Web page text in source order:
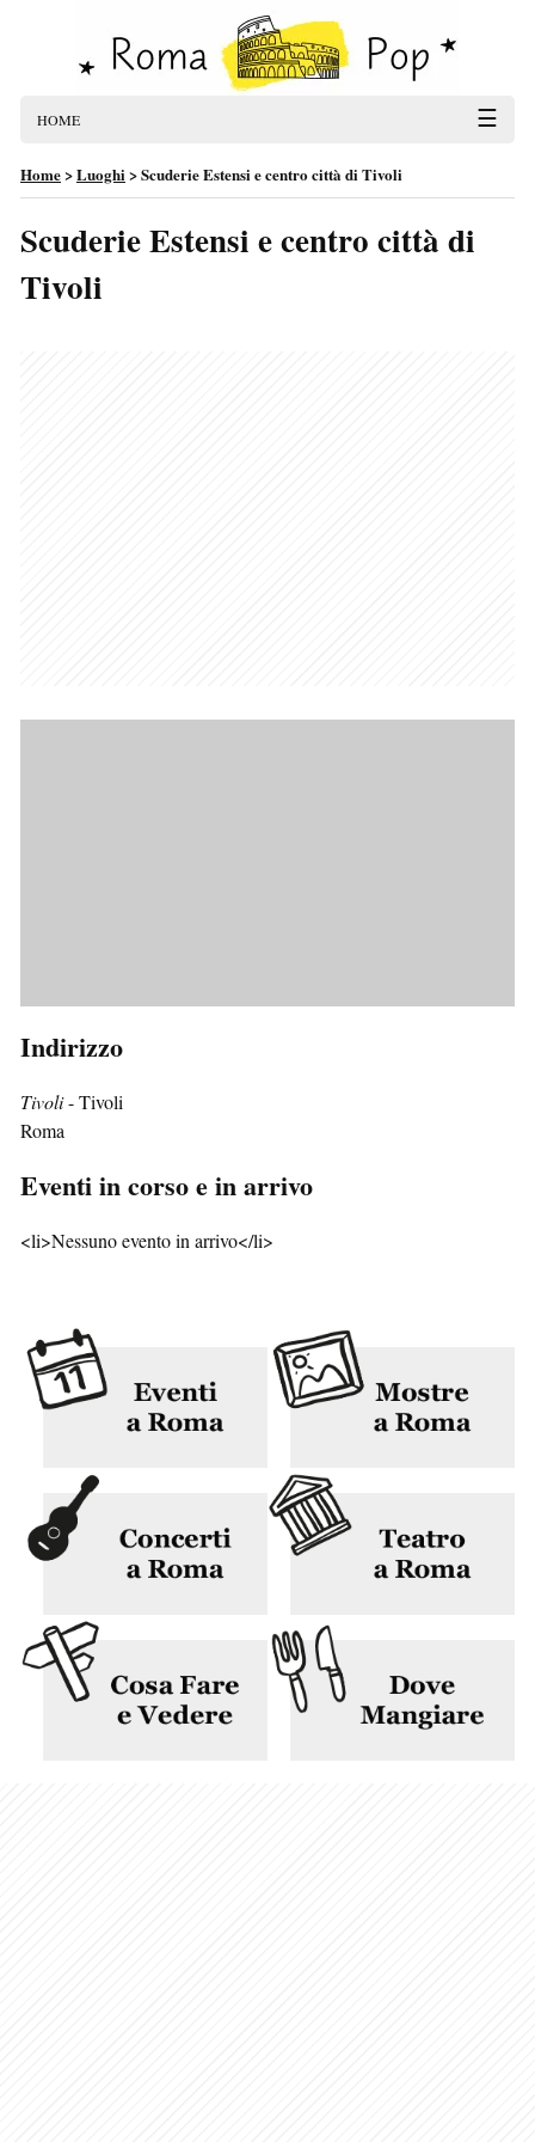
HOME ☰
Home>Luoghi>Scuderie Estensi e centro città di Tivoli
Scuderie Estensi e centro città di
Tivoli
Indirizzo
Tivoli- Tivoli
Roma
Eventi in corso e in arrivo
<li>Nessuno evento in arrivo</li>